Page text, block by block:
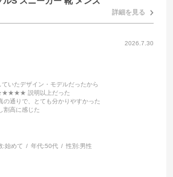
詳細を見る
2026.7.30
ていたデザイン・モデルだったから
説明以上だった
りで、とても分かりやすかった
高に感じた
:始めて 年代:50代 性別:男性